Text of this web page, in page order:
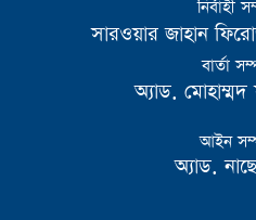
নির্বাহী
সারওয়ার জাহান
বার্তা
অ্যাড.
আইন
অ্যাড.